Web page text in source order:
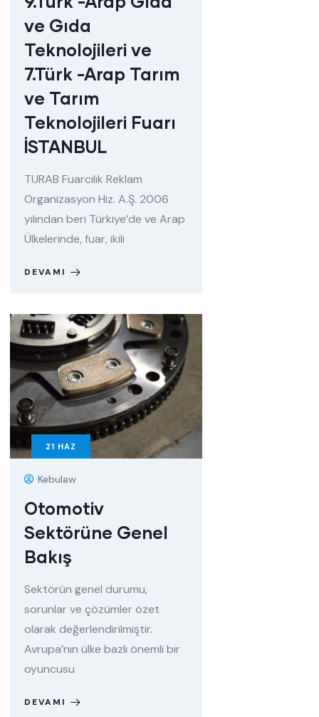
ve Gıda
Teknolojileri ve
7.Türk -Arap Tarım
ve Tarım
Teknolojileri Fuarı
İSTANBUL
TURAB Fuarcılık Reklam
Organizasyon Hiz. A.Ş. 2006
yılından beri Türkiye’de ve Arap
Ülkelerinde, fuar, ikili
DEVAMI
21 HAZ
Kebulaw
Otomotiv
Sektörüne Genel
Bakış
Sektörün genel durumu,
sorunlar ve çözümler özet
olarak değerlendirilmiştir.
Avrupa’nın ülke bazlı önemli bir
oyuncusu
DEVAMI